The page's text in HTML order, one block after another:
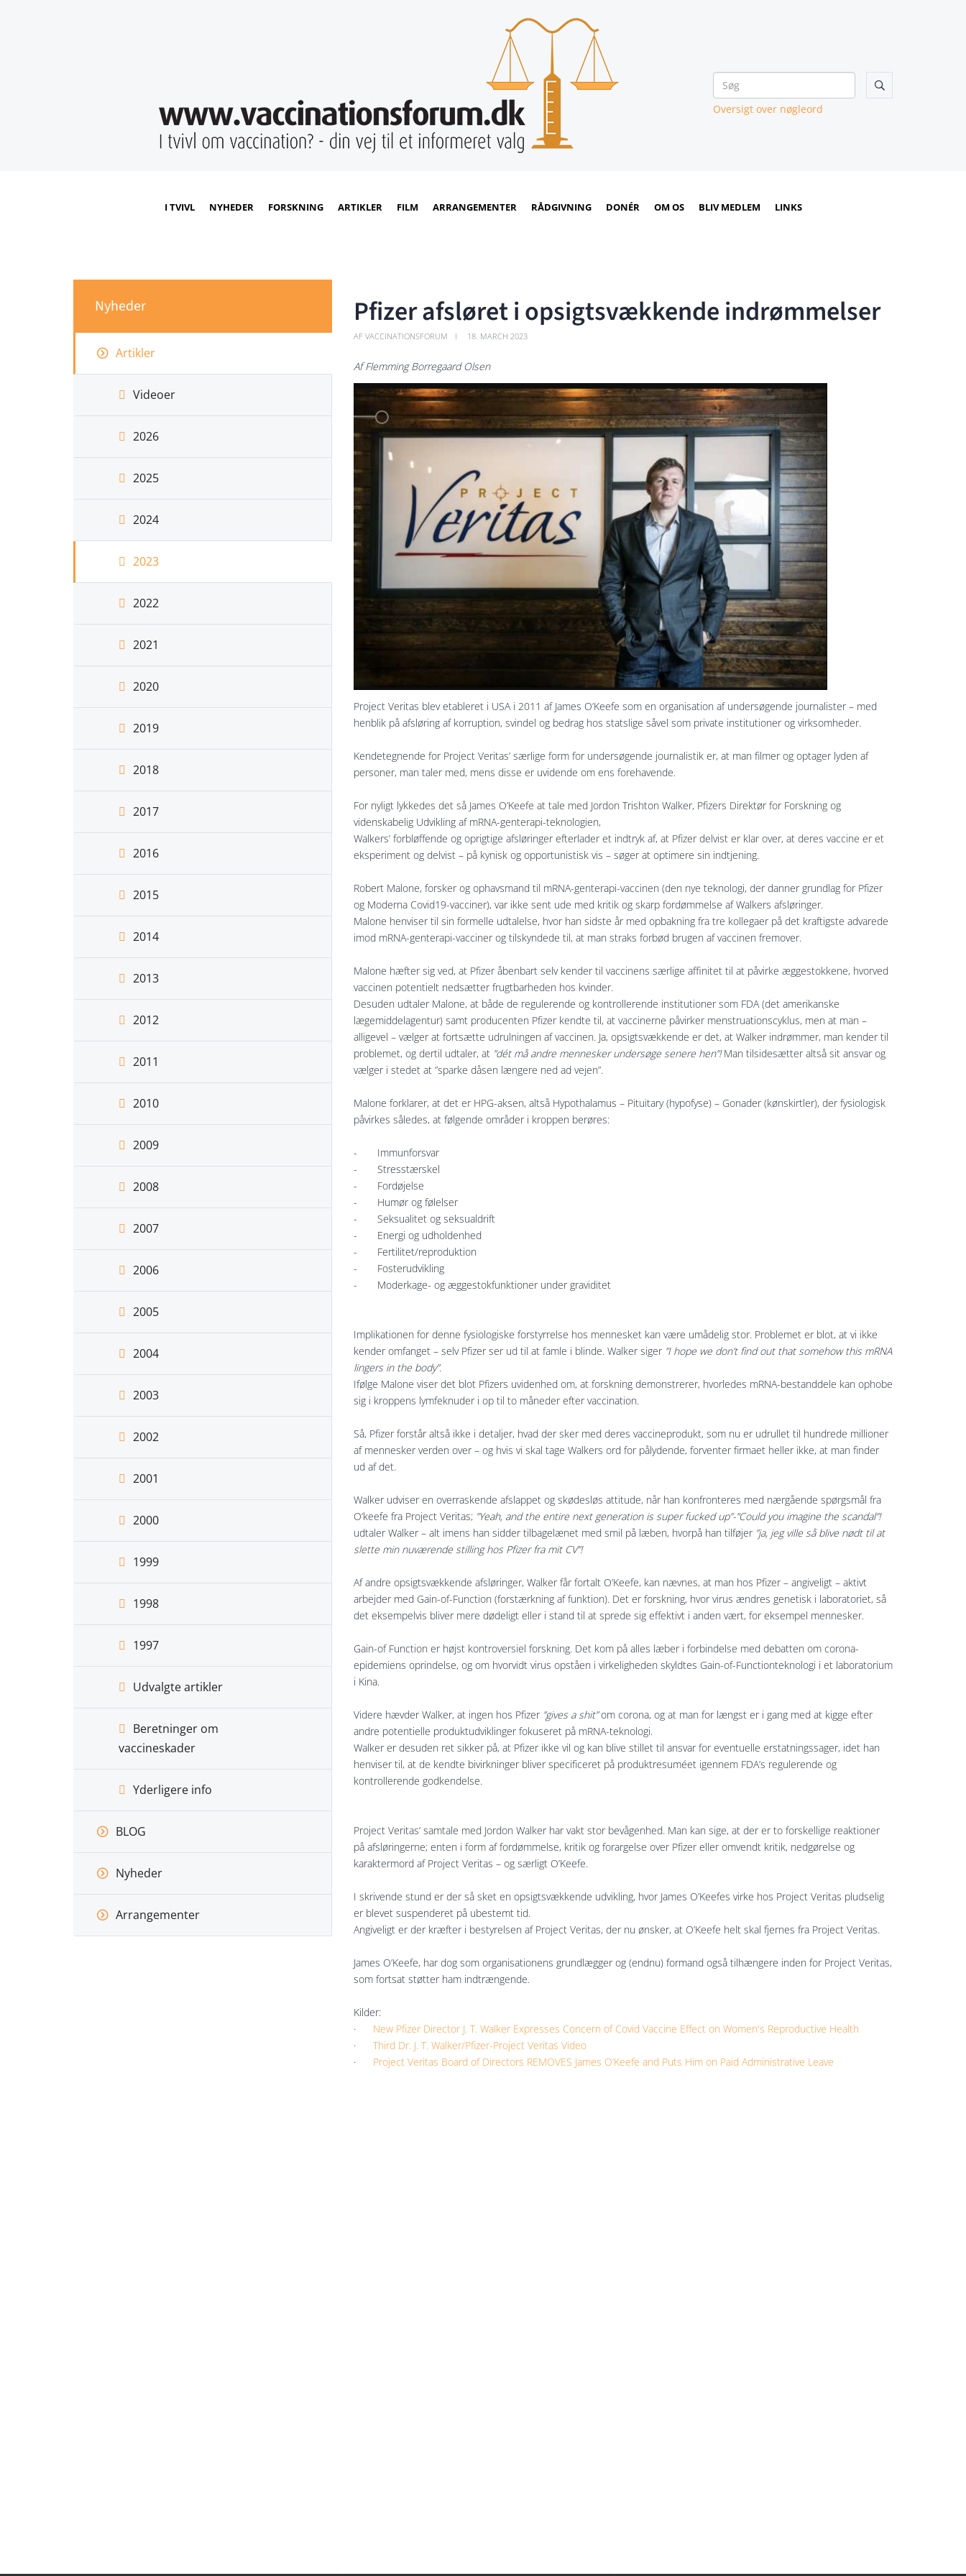

Oversigt over nøgleord
I TVIVL NYHEDER FORSKNING ARTIKLER FILM ARRANGEMENTER RÅDGIVNING DONÉR OM OS BLIV MEDLEM LINKS
Nyheder
Artikler
Videoer
2026
2025
2024
2023
2022
2021
2020
2019
2018
2017
2016
2015
2014
2013
2012
2011
2010
2009
2008
2007
2006
2005
2004
2003
2002
2001
2000
1999
1998
1997
Udvalgte artikler
Beretninger om
vaccineskader
Yderligere info
BLOG
Nyheder
Arrangementer
Pfizer afsløret i opsigtsvækkende indrømmelser
AF VACCINATIONSFORUM 18. MARCH 2023
Af Flemming Borregaard Olsen
Project Veritas blev etableret i USA i 2011 af James O’Keefe som en organisation af undersøgende journalister – med
henblik på afsløring af korruption, svindel og bedrag hos statslige såvel som private institutioner og virksomheder.
Kendetegnende for Project Veritas’ særlige form for undersøgende journalistik er, at man filmer og optager lyden af
personer, man taler med, mens disse er uvidende om ens forehavende.
For nyligt lykkedes det så James O’Keefe at tale med Jordon Trishton Walker, Pfizers Direktør for Forskning og
videnskabelig Udvikling af mRNA-genterapi-teknologien,
Walkers’ forbløffende og oprigtige afsløringer efterlader et indtryk af, at Pfizer delvist er klar over, at deres vaccine er et
eksperiment og delvist – på kynisk og opportunistisk vis – søger at optimere sin indtjening.
Robert Malone, forsker og ophavsmand til mRNA-genterapi-vaccinen (den nye teknologi, der danner grundlag for Pfizer
og Moderna Covid19-vacciner), var ikke sent ude med kritik og skarp fordømmelse af Walkers afsløringer.
Malone henviser til sin formelle udtalelse, hvor han sidste år med opbakning fra tre kollegaer på det kraftigste advarede
imod mRNA-genterapi-vacciner og tilskyndede til, at man straks forbød brugen af vaccinen fremover.
Malone hæfter sig ved, at Pfizer åbenbart selv kender til vaccinens særlige affinitet til at påvirke æggestokkene, hvorved
vaccinen potentielt nedsætter frugtbarheden hos kvinder.
Desuden udtaler Malone, at både de regulerende og kontrollerende institutioner som FDA (det amerikanske
lægemiddelagentur) samt producenten Pfizer kendte til, at vaccinerne påvirker menstruationscyklus, men at man –
alligevel – vælger at fortsætte udrulningen af vaccinen. Ja, opsigtsvækkende er det, at Walker indrømmer, man kender til
problemet, og dertil udtaler, at ”dét må andre mennesker undersøge senere hen”!Man tilsidesætter altså sit ansvar og
vælger i stedet at ”sparke dåsen længere ned ad vejen”.
Malone forklarer, at det er HPG-aksen, altså Hypothalamus – Pituitary (hypofyse) – Gonader (kønskirtler), der fysiologisk
påvirkes således, at følgende områder i kroppen berøres:
- Immunforsvar
- Stresstærskel
- Fordøjelse
- Humør og følelser
- Seksualitet og seksualdrift
- Energi og udholdenhed
- Fertilitet/reproduktion
- Fosterudvikling
- Moderkage- og æggestokfunktioner under graviditet
Implikationen for denne fysiologiske forstyrrelse hos mennesket kan være umådelig stor. Problemet er blot, at vi ikke
kender omfanget – selv Pfizer ser ud til at famle i blinde. Walker siger ”I hope we don’t find out that somehow this mRNA
lingers in the body”.
Ifølge Malone viser det blot Pfizers uvidenhed om, at forskning demonstrerer, hvorledes mRNA-bestanddele kan ophobe
sig i kroppens lymfeknuder i op til to måneder efter vaccination.
Så, Pfizer forstår altså ikke i detaljer, hvad der sker med deres vaccineprodukt, som nu er udrullet til hundrede millioner
af mennesker verden over – og hvis vi skal tage Walkers ord for pålydende, forventer firmaet heller ikke, at man finder
ud af det.
Walker udviser en overraskende afslappet og skødesløs attitude, når han konfronteres med nærgående spørgsmål fra
O’keefe fra Project Veritas; ”Yeah, and the entire next generation is super fucked up”-”Could you imagine the scandal”!
udtaler Walker – alt imens han sidder tilbagelænet med smil på læben, hvorpå han tilføjer ”ja, jeg ville så blive nødt til at
slette min nuværende stilling hos Pfizer fra mit CV”!
Af andre opsigtsvækkende afsløringer, Walker får fortalt O’Keefe, kan nævnes, at man hos Pfizer – angiveligt – aktivt
arbejder med Gain-of-Function (forstærkning af funktion). Det er forskning, hvor virus ændres genetisk i laboratoriet, så
det eksempelvis bliver mere dødeligt eller i stand til at sprede sig effektivt i anden vært, for eksempel mennesker.
Gain-of Function er højst kontroversiel forskning. Det kom på alles læber i forbindelse med debatten om corona-
epidemiens oprindelse, og om hvorvidt virus opståen i virkeligheden skyldtes Gain-of-Functionteknologi i et laboratorium
i Kina.
Videre hævder Walker, at ingen hos Pfizer ”gives a shit”om corona, og at man for længst er i gang med at kigge efter
andre potentielle produktudviklinger fokuseret på mRNA-teknologi.
Walker er desuden ret sikker på, at Pfizer ikke vil og kan blive stillet til ansvar for eventuelle erstatningssager, idet han
henviser til, at de kendte bivirkninger bliver specificeret på produktresuméet igennem FDA’s regulerende og
kontrollerende godkendelse.
Project Veritas’ samtale med Jordon Walker har vakt stor bevågenhed. Man kan sige, at der er to forskellige reaktioner
på afsløringerne; enten i form af fordømmelse, kritik og forargelse over Pfizer eller omvendt kritik, nedgørelse og
karaktermord af Project Veritas – og særligt O’Keefe.
I skrivende stund er der så sket en opsigtsvækkende udvikling, hvor James O’Keefes virke hos Project Veritas pludselig
er blevet suspenderet på ubestemt tid.
Angiveligt er der kræfter i bestyrelsen af Project Veritas, der nu ønsker, at O’Keefe helt skal fjernes fra Project Veritas.
James O’Keefe, har dog som organisationens grundlægger og (endnu) formand også tilhængere inden for Project Veritas,
som fortsat støtter ham indtrængende.
Kilder:
· New Pfizer Director J. T. Walker Expresses Concern of Covid Vaccine Effect on Women's Reproductive Health
· Third Dr. J. T. Walker/Pfizer-Project Veritas Video
· Project Veritas Board of Directors REMOVES James O’Keefe and Puts Him on Paid Administrative Leave